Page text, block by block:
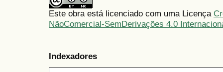
Este obra está licenciado com uma Licença
NãoComercial-SemDerivações 4.0
Indexadores